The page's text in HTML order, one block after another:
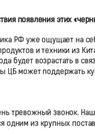
появления этих
РФ уже ощущает на
и техники из
будет возрастать в
ЦБ может поддержать
тревожный звонок.
одним из крупных